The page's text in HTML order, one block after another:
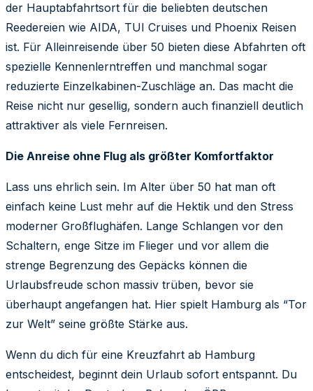
der Hauptabfahrtsort für die beliebten deutschen
Reedereien wie AIDA, TUI Cruises und Phoenix Reisen
ist. Für Alleinreisende über 50 bieten diese Abfahrten oft
spezielle Kennenlerntreffen und manchmal sogar
reduzierte Einzelkabinen-Zuschläge an. Das macht die
Reise nicht nur gesellig, sondern auch finanziell deutlich
attraktiver als viele Fernreisen.
Die Anreise ohne Flug als größter Komfortfaktor
Lass uns ehrlich sein. Im Alter über 50 hat man oft
einfach keine Lust mehr auf die Hektik und den Stress
moderner Großflughäfen. Lange Schlangen vor den
Schaltern, enge Sitze im Flieger und vor allem die
strenge Begrenzung des Gepäcks können die
Urlaubsfreude schon massiv trüben, bevor sie
überhaupt angefangen hat. Hier spielt Hamburg als “Tor
zur Welt” seine größte Stärke aus.
Wenn du dich für eine Kreuzfahrt ab Hamburg
entscheidest, beginnt dein Urlaub sofort entspannt. Du